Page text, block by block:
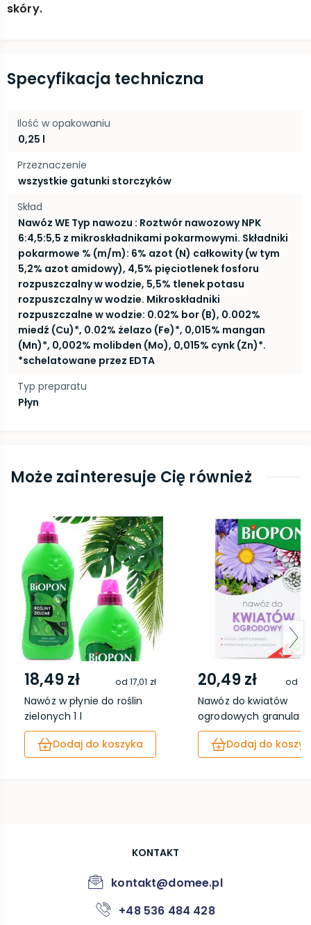
skóry.
Specyfikacja techniczna
Ilość w opakowaniu
0,25 l
Przeznaczenie
wszystkie gatunki storczyków
Skład
Nawóz WE Typ nawozu : Roztwór nawozowy NPK
6:4,5:5,5 z mikroskładnikami pokarmowymi. Składniki
pokarmowe % (m/m): 6% azot (N) całkowity (w tym
5,2% azot amidowy), 4,5% pięciotlenek fosforu
rozpuszczalny w wodzie, 5,5% tlenek potasu
rozpuszczalny w wodzie. Mikroskładniki
rozpuszczalne w wodzie: 0.02% bor (B), 0.002%
miedź (Cu)*, 0.02% żelazo (Fe)*, 0,015% mangan
(Mn)*, 0,002% molibden (Mo), 0,015% cynk (Zn)*.
*schelatowane przez EDTA
Typ preparatu
Płyn
Może zainteresuje Cię również
18,49 zł od 17,01 zł
Nawóz w płynie do roślin
zielonych 1 l
Dodaj do koszyka
20,49 zł od
Nawóz do kwiatów
ogrodowych granulat 1
Dodaj do
KONTAKT
kontakt@domee.pl
+48 536 484 428